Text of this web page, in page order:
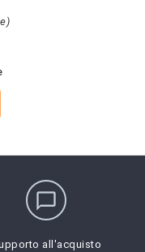
chat_bubble_outline
all'acquisto